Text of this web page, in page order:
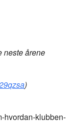
neste årene
)
hvordan-klubben-